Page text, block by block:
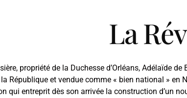
La
propriété de la Duchesse d’Orléans, Adélaïde
République et vendue comme « bien national » en
qui entreprit dès son arrivée la construction d’un